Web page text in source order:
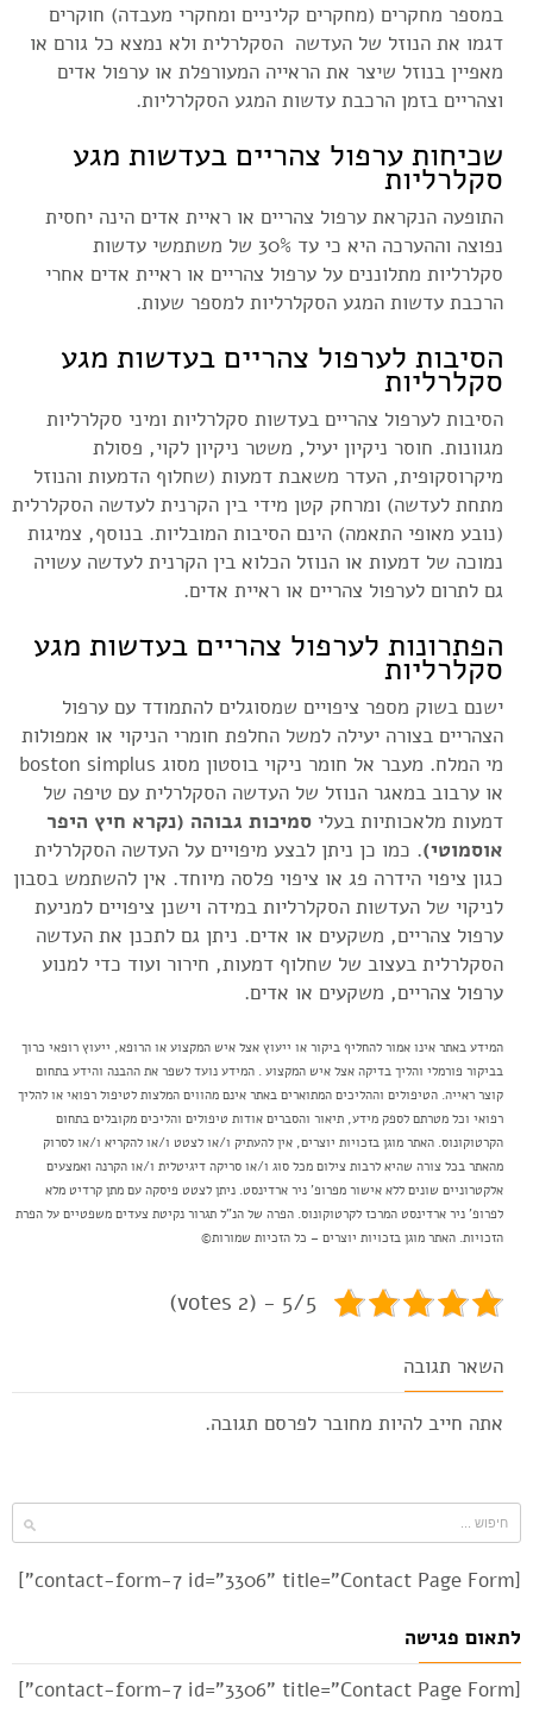
במספר מחקרים (מחקרים קליניים ומחקרי מעבדה) חוקרים
דגמו את הנוזל של העדשה הסקלרלית ולא נמצא כל גורם או
מאפיין בנוזל שיצר את הראייה המעורפלת או ערפול אדים
וצהריים בזמן הרכבת עדשות המגע הסקלרליות.
שכיחות ערפול צהריים בעדשות מגע
סקלרליות
התופעה הנקראת ערפול צהריים או ראיית אדים הינה יחסית
נפוצה וההערכה היא כי עד 30% של משתמשי עדשות
סקלרליות מתלוננים על ערפול צהריים או ראיית אדים אחרי
הרכבת עדשות המגע הסקלרליות למספר שעות.
הסיבות לערפול צהריים בעדשות מגע
סקלרליות
הסיבות לערפול צהריים בעדשות סקלרליות ומיני סקלרליות
מגוונות. חוסר ניקיון יעיל, משטר ניקיון לקוי, פסולת
מיקרוסקופית, העדר משאבת דמעות (שחלוף הדמעות והנוזל
מתחת לעדשה) ומרחק קטן מידי בין הקרנית לעדשה הסקלרלית
(נובע מאופי התאמה) הינם הסיבות המובליות. בנוסף, צמיגות
נמוכה של דמעות או הנוזל הכלוא בין הקרנית לעדשה עשויה
גם לתרום לערפול צהריים או ראיית אדים.
הפתרונות לערפול צהריים בעדשות מגע
סקלרליות
ישנם בשוק מספר ציפויים שמסוגלים להתמודד עם ערפול
הצהריים בצורה יעילה למשל החלפת חומרי הניקוי או אמפולות
מי המלח. מעבר אל חומר ניקוי בוסטון מסוג boston simplus
או ערבוב במאגר הנוזל של העדשה הסקלרלית עם טיפה של
דמעות מלאכותיות בעלי סמיכות גבוהה (נקרא חיץ היפר
אוסמוטי). כמו כן ניתן לבצע מיפויים על העדשה הסקלרלית
כגון ציפוי הידרה פג או ציפוי פלסה מיוחד. אין להשתמש בסבון
לניקוי של העדשות הסקלרליות במידה וישנן ציפויים למניעת
ערפול צהריים, משקעים או אדים. ניתן גם לתכנן את העדשה
הסקלרלית בעצוב של שחלוף דמעות, חירור ועוד כדי למנוע
ערפול צהריים, משקעים או אדים.
המידע באתר אינו אמור להחליף ביקור או ייעוץ אצל איש המקצוע או הרופא, ייעוץ רופאי כרוך
בביקור פורמלי והליך בדיקה אצל איש המקצוע . המידע נועד לשפר את ההבנה והידע בתחום
קוצר ראייה. הטיפולים וההליכים המתוארים באתר אינם מהווים המלצות לטיפול רפואי או להליך
רפואי וכל מטרתם לספק מידע, תיאור והסברים אודות טיפולים והליכים מקובלים בתחום
הקרטוקונוס. האתר מוגן בזכויות יוצרים, אין להעתיק ו/או לצטט ו/או להקריא ו/או לסרוק
מהאתר בכל צורה שהיא לרבות צילום מכל סוג ו/או סריקה דיגיטלית ו/או הקרנה ואמצעים
אלקטרוניים שונים ללא אישור מפרופ' ניר ארדינסט. ניתן לצטט פיסקה עם מתן קרדיט מלא
לפרופ' ניר ארדינסט המרכז לקרטוקונוס. הפרה של הנ"ל תגרור נקיטת צעדים משפטיים על הפרת
הזכויות. האתר מוגן בזכויות יוצרים – כל הזכיות שמורות©
5/5 - (2 votes)
השאר תגובה
אתה חייב להיות מחובר לפרסם תגובה.
[contact-form-7 id="3306" title="Contact Page Form"]
לתאום פגישה
[contact-form-7 id="3306" title="Contact Page Form"]